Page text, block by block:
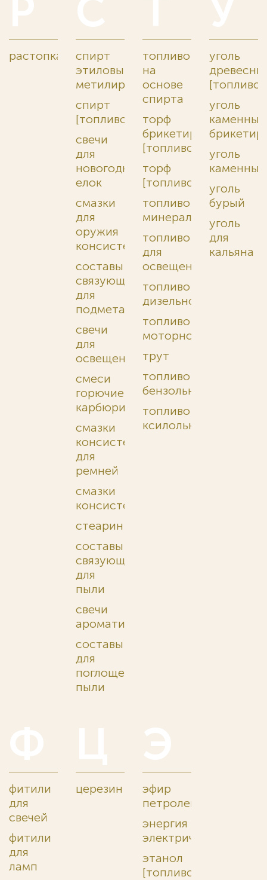
растопка
спирт
этиловый
метилированный
спирт
[топливо]
свечи
для
новогодних
елок
смазки
для
оружия
консистентные
составы
связующие
для
подметания
свечи
для
освещения
смеси
горючие
карбюрированные
смазки
консистентные
для
ремней
смазки
консистентные
стеарин
составы
связующие
для
пыли
свечи
ароматические
составы
для
поглощения
пыли
топливо
на
основе
спирта
торф
брикетированный
[топливо]
торф
[топливо]
топливо
минеральное
топливо
для
освещения
топливо
дизельное
топливо
моторное
трут
топливо
бензольное
топливо
ксилольное
уголь
[топливо]
уголь
каменный
уголь
каменный
уголь
бурый
уголь
для
кальяна
фитили
для
свечей
фитили
для
ламп
церезин
эфир
петролейный
энергия
электрическая
этанол
[топливо]